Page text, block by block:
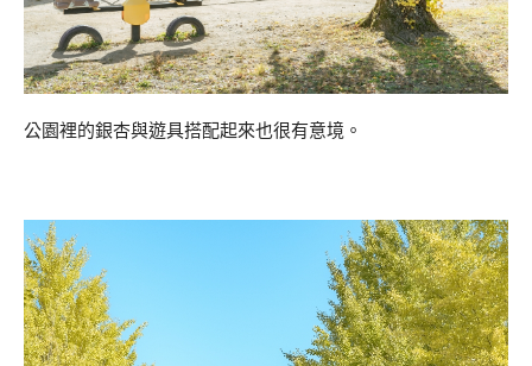
公園裡的銀杏與遊具搭配起來也很有意境。